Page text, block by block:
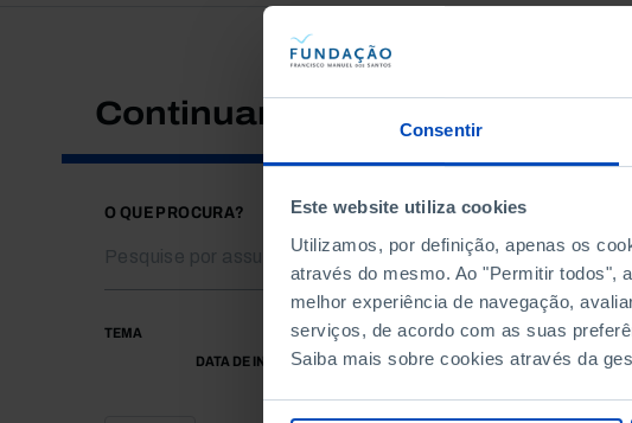
Consentir
Este website utiliza cookies
Utilizamos, por definição, apenas os
através do mesmo. Ao "Permitir todos",
melhor experiência de navegação,
serviços, de acordo com as suas
Saiba mais sobre cookies através da
Continuar a pesquisar
O QUE PROCURA?
TEMA
DATA DE INÍCIO